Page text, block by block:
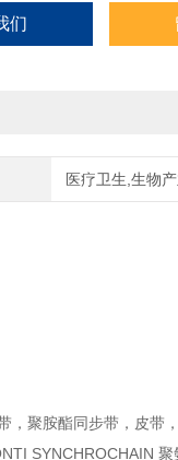
们
医疗卫生,生物
聚胺酯同步带，皮带
SYNCHROCHAIN